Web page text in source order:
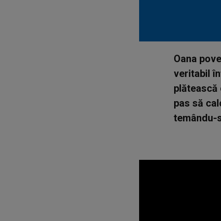
Oana
veritabil
plătească
pas să
temându-